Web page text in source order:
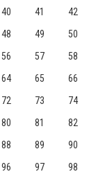
40 41
42
48 49
50
56 57
58
64 65
66
72 73
74
80 81
82
88 89
90
96 97
98